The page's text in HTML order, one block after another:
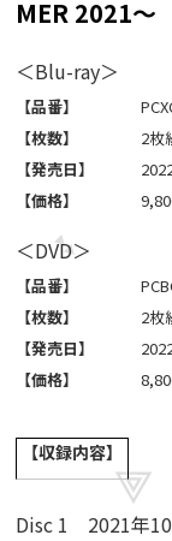
MER 2021～
＜Blu-ray＞
【品番】
【枚数】
2枚
【発売日】
【価格】
＜DVD＞
【品番】
【枚数】
2枚
【発売日】
【価格】
【収録内容】
Disc 1 2021年10